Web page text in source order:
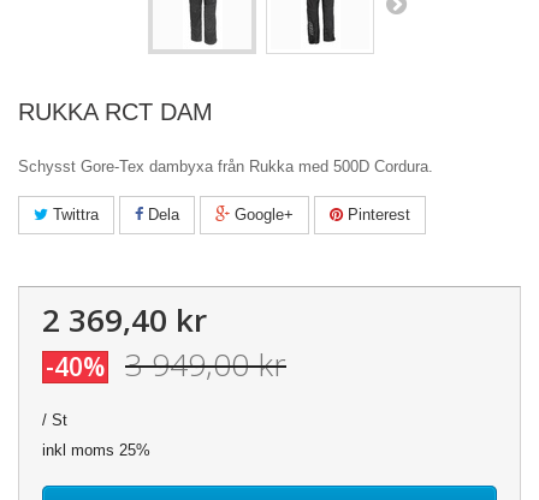
RUKKA RCT DAM
Schysst Gore-Tex dambyxa från Rukka med 500D Cordura.
Twittra Dela Google+ Pinterest
2 369,40 kr
-40% 3 949,00 kr
/ St
inkl moms 25%